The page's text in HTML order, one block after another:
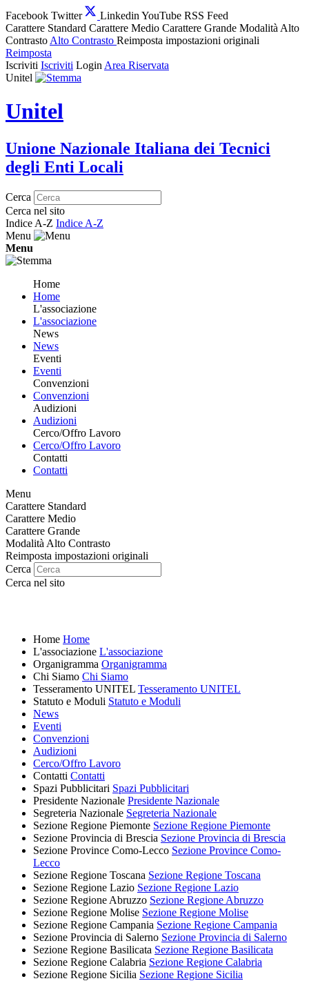
Facebook Twitter Linkedin YouTube RSS Feed
Carattere Standard Carattere Medio Carattere Grande Modalità Alto
Contrasto Alto Contrasto Reimposta impostazioni originali
Reimposta
Iscriviti Iscriviti Login Area Riservata
Unitel
Unitel
Unione Nazionale Italiana dei Tecnici
degli Enti Locali
Cerca
Cerca nel sito
Indice A-Z Indice A-Z
Menu
Menu
Home
Home
L'associazione
L'associazione
News
News
Eventi
Eventi
Convenzioni
Convenzioni
Audizioni
Audizioni
Cerco/Offro Lavoro
Cerco/Offro Lavoro
Contatti
Contatti
Menu
Carattere Standard
Carattere Medio
Carattere Grande
Modalità Alto Contrasto
Reimposta impostazioni originali
Cerca
Cerca nel sito
Home Home
L'associazione L'associazione
Organigramma Organigramma
Chi Siamo Chi Siamo
Tesseramento UNITEL Tesseramento UNITEL
Statuto e Moduli Statuto e Moduli
News
Eventi
Convenzioni
Audizioni
Cerco/Offro Lavoro
Contatti Contatti
Spazi Pubblicitari Spazi Pubblicitari
Presidente Nazionale Presidente Nazionale
Segreteria Nazionale Segreteria Nazionale
Sezione Regione Piemonte Sezione Regione Piemonte
Sezione Provincia di Brescia Sezione Provincia di Brescia
Sezione Province Como-Lecco Sezione Province Como-
Lecco
Sezione Regione Toscana Sezione Regione Toscana
Sezione Regione Lazio Sezione Regione Lazio
Sezione Regione Abruzzo Sezione Regione Abruzzo
Sezione Regione Molise Sezione Regione Molise
Sezione Regione Campania Sezione Regione Campania
Sezione Provincia di Salerno Sezione Provincia di Salerno
Sezione Regione Basilicata Sezione Regione Basilicata
Sezione Regione Calabria Sezione Regione Calabria
Sezione Regione Sicilia Sezione Regione Sicilia